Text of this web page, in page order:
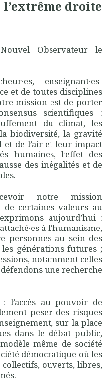
droite
Observateur le
enseignant·es-
et de toutes disciplines
mission est de porter
scientifiques :
du climat, les
biodiversité, la gravité
et de l’air et leur impact
humaines, l’effet des
des inégalités et de
notre mission
de certaines valeurs au
aujourd’hui :
à l’humanisme,
personnes au sein des
générations futures ;
notamment celles
une recherche
l’accès au pouvoir de
peser des risques
sur la place
dans le débat public,
même de société
démocratique où les
collectifs, ouverts, libres,